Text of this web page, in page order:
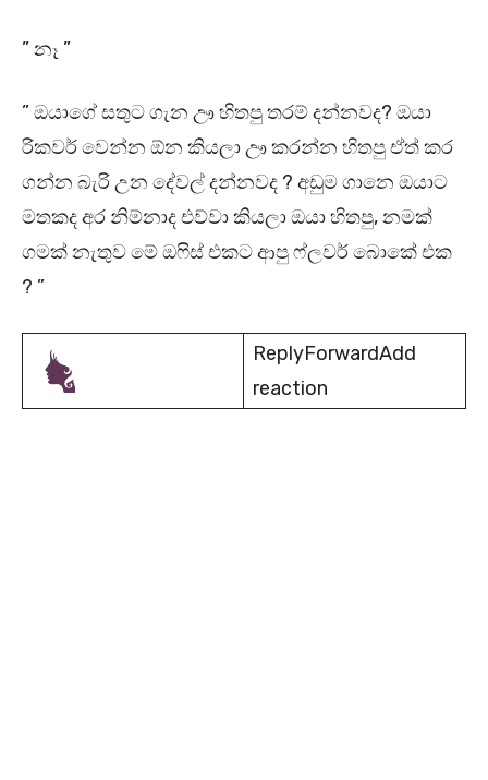
” නෑ ”
” ඔයාගේ සතුට ගැන ඌ හිතපු තරම් දන්නවද? ඔයා
රිකවර් වෙන්න ඕන කියලා ඌ කරන්න හිතපු ඒත් කර
ගන්න බැරි උන දේවල් දන්නවද ? අඩුම ගානෙ ඔයාට
මතකද අර නිම්නාද එව්වා කියලා ඔයා හිතපු, නමක්
ගමක් නැතුව මේ ඔෆිස් එකට ආපු ෆ්ලවර් බොකේ එක
? ”
ReplyForwardAdd
reaction